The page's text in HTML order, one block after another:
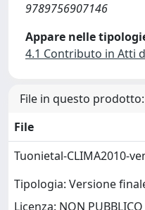
9789756907146
Appare nelle
4.1 Contributo in Atti
File in questo prodotto:
File
Tuonietal-CLIMA2010-
Tipologia: Versione
Licenza: NON